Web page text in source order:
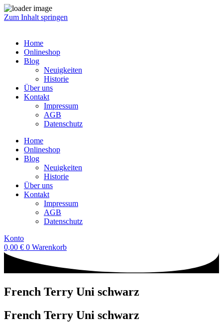
Zum Inhalt springen
Home
Onlineshop
Blog
Neuigkeiten
Historie
Über uns
Kontakt
Impressum
AGB
Datenschutz
Home
Onlineshop
Blog
Neuigkeiten
Historie
Über uns
Kontakt
Impressum
AGB
Datenschutz
Konto
0,00 € 0 Warenkorb
French Terry Uni schwarz
French Terry Uni schwarz